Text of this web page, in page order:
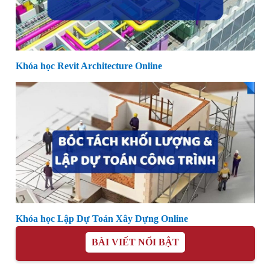
Khóa học Revit Architecture Online
Khóa học Lập Dự Toán Xây Dựng Online
BÀI VIẾT NỔI BẬT